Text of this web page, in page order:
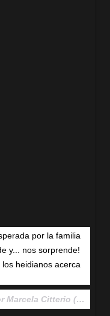
por la familia
y... nos sorprende!
heidianos acerca
(@marcelacitterio) em